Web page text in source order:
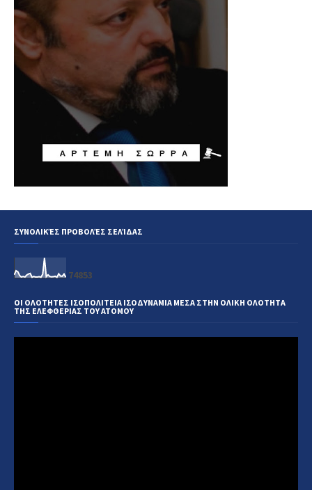
ΣΥΝΟΛΙΚΈΣ ΠΡΟΒΟΛΈΣ ΣΕΛΊΔΑΣ
74853
ΟΙ ΟΛΟΤΗΤΕΣ ΙΣΟΠΟΛΙΤΕΙΑ ΙΣΟΔΥΝΑΜΙΑ ΜΕΣΑ ΣΤΗΝ ΟΛΙΚΗ ΟΛΟΤΗΤΑ
ΤΗΣ ΕΛΕΦΘΕΡΙΑΣ ΤΟΥ ΑΤΟΜΟΥ